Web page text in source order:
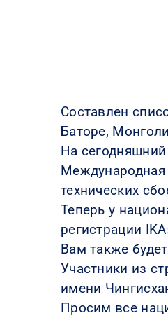
Составлен
Баторе,
На
Международная
технических
Теперь у
регистрации
Вам также
Участники из
имени
Просим все